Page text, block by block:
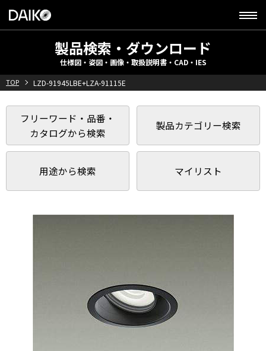
製品検索・ダウンロード
仕様図・姿図・画像・取扱説明書・CAD・IES
TOP LZD-91945LBE+LZA-91115E
フリーワード・品番・
カタログから検索
製品カテゴリー検索
用途から検索 マイリスト